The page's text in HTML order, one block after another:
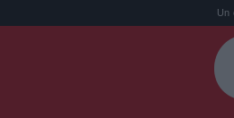
Un exnarco gallego